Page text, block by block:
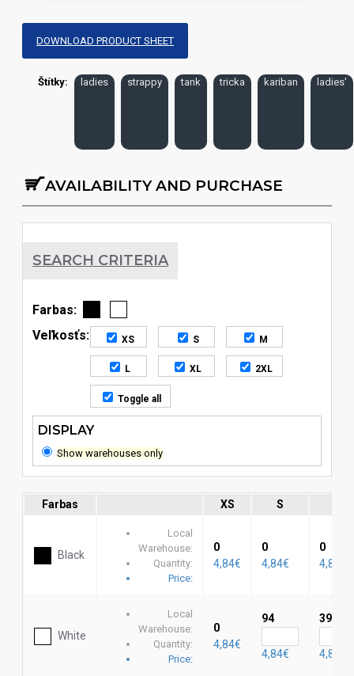
DOWNLOAD PRODUCT SHEET
Štítky: ladies strappy tank tricka kariban ladies'
AVAILABILITY AND PURCHASE
SEARCH CRITERIA
Farbas:
Veľkosťs:
XS S M
L XL 2XL
Toggle all
DISPLAY
Show warehouses only
Farbas XS S
Black
Local
Warehouse:
Quantity:
Price:
0
4,84€
0
4,84€
0
4,84€
White
Local
Warehouse:
Quantity:
Price:
0
4,84€
94
4,84€
39
4,84€